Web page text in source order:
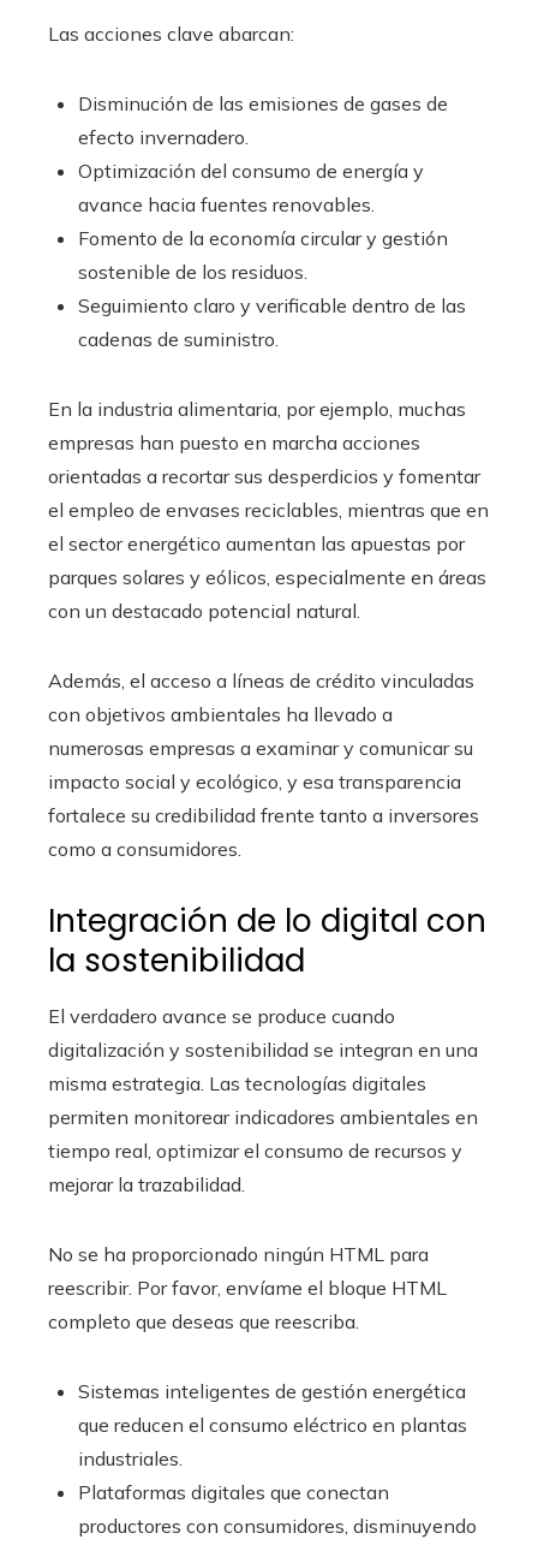
Las acciones clave abarcan:
Disminución de las emisiones de gases de
efecto invernadero.
Optimización del consumo de energía y
avance hacia fuentes renovables.
Fomento de la economía circular y gestión
sostenible de los residuos.
Seguimiento claro y verificable dentro de las
cadenas de suministro.
En la industria alimentaria, por ejemplo, muchas
empresas han puesto en marcha acciones
orientadas a recortar sus desperdicios y fomentar
el empleo de envases reciclables, mientras que en
el sector energético aumentan las apuestas por
parques solares y eólicos, especialmente en áreas
con un destacado potencial natural.
Además, el acceso a líneas de crédito vinculadas
con objetivos ambientales ha llevado a
numerosas empresas a examinar y comunicar su
impacto social y ecológico, y esa transparencia
fortalece su credibilidad frente tanto a inversores
como a consumidores.
Integración de lo digital con
la sostenibilidad
El verdadero avance se produce cuando
digitalización y sostenibilidad se integran en una
misma estrategia. Las tecnologías digitales
permiten monitorear indicadores ambientales en
tiempo real, optimizar el consumo de recursos y
mejorar la trazabilidad.
No se ha proporcionado ningún HTML para
reescribir. Por favor, envíame el bloque HTML
completo que deseas que reescriba.
Sistemas inteligentes de gestión energética
que reducen el consumo eléctrico en plantas
industriales.
Plataformas digitales que conectan
productores con consumidores, disminuyendo